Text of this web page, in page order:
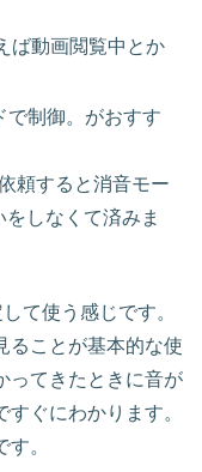
ば動画閲覧中とか
で制御。がおすす
頼すると消音モー
しなくて済みま
て使う感じです。
ることが基本的な使
ってきたときに音が
ぐにわかります。
。